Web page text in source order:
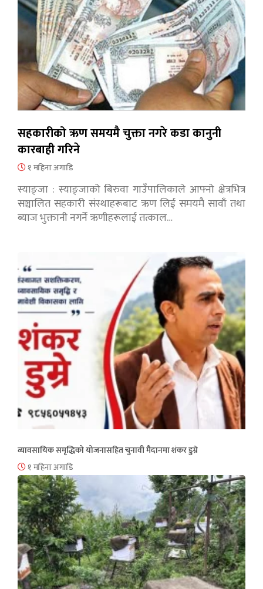
सहकारीको ऋण समयमै चुक्ता नगरे कडा कानुनी
कारबाही गरिने
१ महिना अगाडि
स्याङ्जा : स्याङ्जाको बिरुवा गाउँपालिकाले आफ्नो क्षेत्रभित्र
सञ्चालित सहकारी संस्थाहरूबाट ऋण लिई समयमै सावाँ तथा
ब्याज भुक्तानी नगर्ने ऋणीहरूलाई तत्काल…
व्यावसायिक समृद्धिको योजनासहित चुनावी मैदानमा शंकर डुम्रे
१ महिना अगाडि